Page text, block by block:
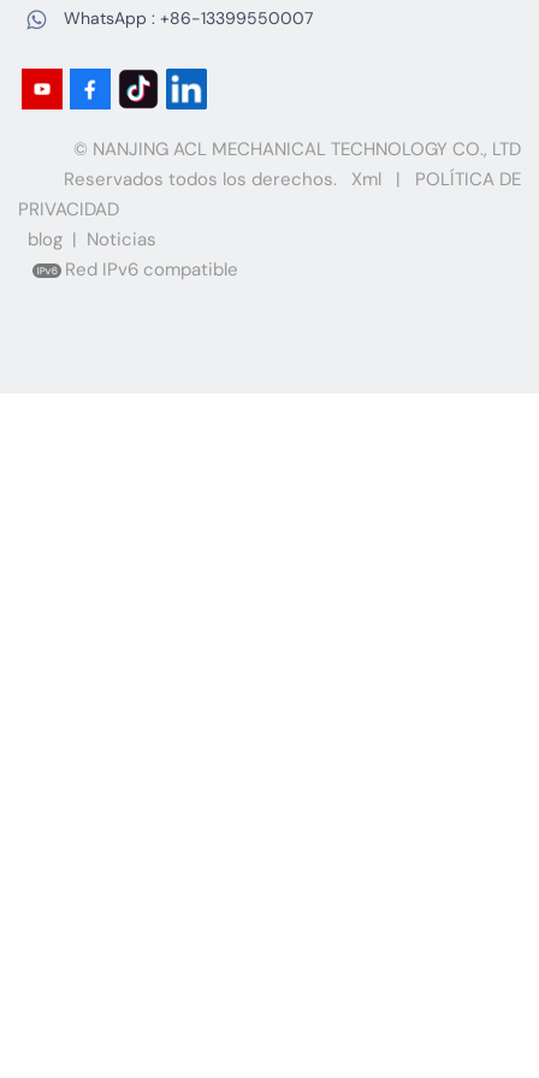
(ELV, por sus siglas en inglés) al día, lo que hace que el
las instalaciones que buscan cumplir con los objetivos
de cero residuos.
WhatsApp : +86-13399550007
© NANJING ACL MECHANICAL TECHNOLOGY CO., LTD
Reservados todos los derechos.
Xml |
POLÍTICA DE
PRIVACIDAD
blog | Noticias
Red IPv6 compatible